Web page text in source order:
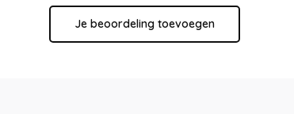
Je beoordeling toevoegen